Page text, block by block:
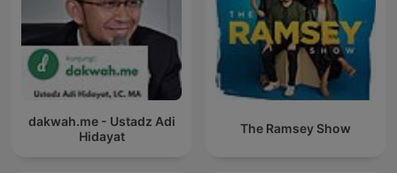
dakwah.me - Ustadz Adi
Hidayat
The Ramsey Show